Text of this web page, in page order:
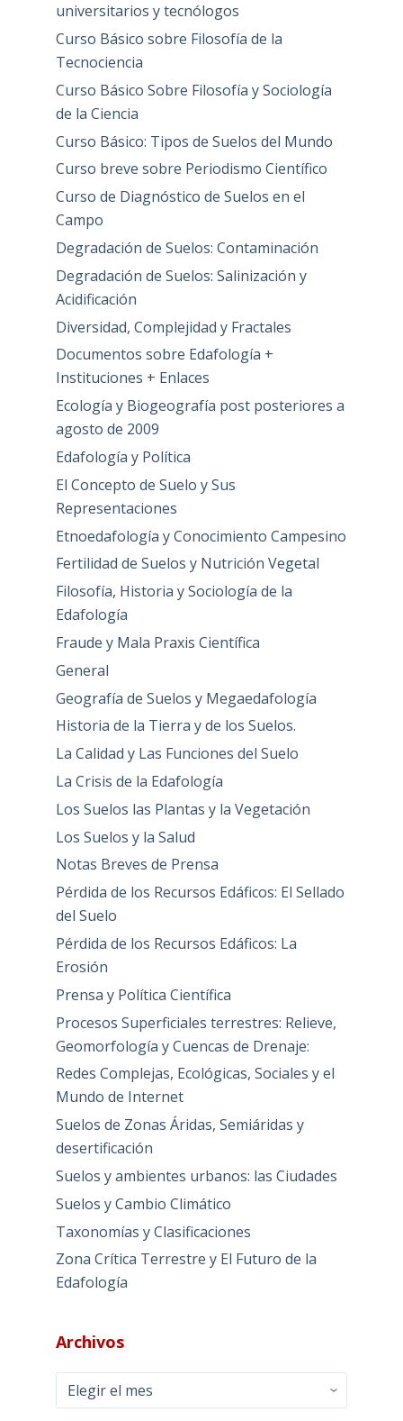
universitarios y tecnólogos
Curso Básico sobre Filosofía de la
Tecnociencia
Curso Básico Sobre Filosofía y Sociología
de la Ciencia
Curso Básico: Tipos de Suelos del Mundo
Curso breve sobre Periodismo Científico
Curso de Diagnóstico de Suelos en el
Campo
Degradación de Suelos: Contaminación
Degradación de Suelos: Salinización y
Acidificación
Diversidad, Complejidad y Fractales
Documentos sobre Edafología +
Instituciones + Enlaces
Ecología y Biogeografía post posteriores a
agosto de 2009
Edafología y Política
El Concepto de Suelo y Sus
Representaciones
Etnoedafología y Conocimiento Campesino
Fertilidad de Suelos y Nutrición Vegetal
Filosofía, Historia y Sociología de la
Edafología
Fraude y Mala Praxis Científica
General
Geografía de Suelos y Megaedafología
Historia de la Tierra y de los Suelos.
La Calidad y Las Funciones del Suelo
La Crisis de la Edafología
Los Suelos las Plantas y la Vegetación
Los Suelos y la Salud
Notas Breves de Prensa
Pérdida de los Recursos Edáficos: El Sellado
del Suelo
Pérdida de los Recursos Edáficos: La
Erosión
Prensa y Política Científica
Procesos Superficiales terrestres: Relieve,
Geomorfología y Cuencas de Drenaje:
Redes Complejas, Ecológicas, Sociales y el
Mundo de Internet
Suelos de Zonas Áridas, Semiáridas y
desertificación
Suelos y ambientes urbanos: las Ciudades
Suelos y Cambio Climático
Taxonomías y Clasificaciones
Zona Crítica Terrestre y El Futuro de la
Edafología
Archivos
Archivos